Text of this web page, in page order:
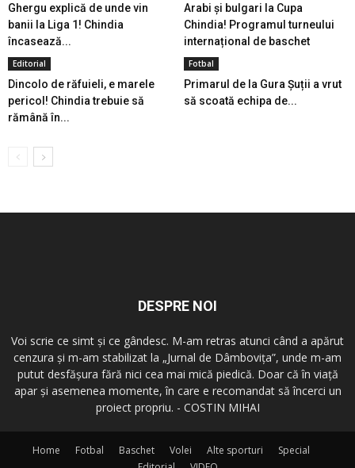
Ghergu explică de unde vin
banii la Liga 1! Chindia
încasează...
Arabi și bulgari la Cupa
Chindia! Programul turneului
internațional de baschet
Editorial
Dincolo de răfuieli, e marele
pericol! Chindia trebuie să
rămână în...
Fotbal
Primarul de la Gura Șuții a vrut
să scoată echipa de...
DESPRE NOI
Voi scrie ce simt şi ce gândesc. M-am retras atunci când a apărut
cenzura şi m-am stabilizat la „Jurnal de Dâmboviţa”, unde m-am
putut desfăşura fără nici cea mai mică piedică. Doar că în viaţă
apar şi asemenea momente, în care e recomandat să încerci un
proiect propriu. - COSTIN MIHAI
Home Fotbal Baschet Volei Alte sporturi
Special